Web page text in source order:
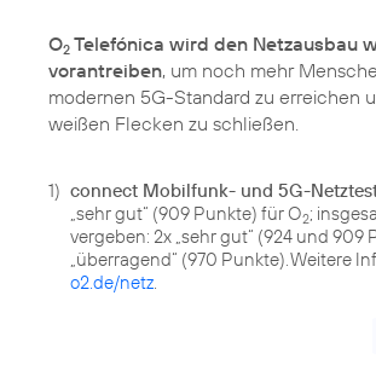
O2 Telefónica wird den Netzausbau
vorantreiben, um noch mehr
modernen 5G-Standard zu erreichen
weißen Flecken zu schließen.
1) connect Mobilfunk- und 5G-
„sehr gut“ (909 Punkte) für O2;
vergeben: 2x „sehr gut“ (924 und 909
„überragend“ (970 Punkte). Weitere
o2.de/netz.